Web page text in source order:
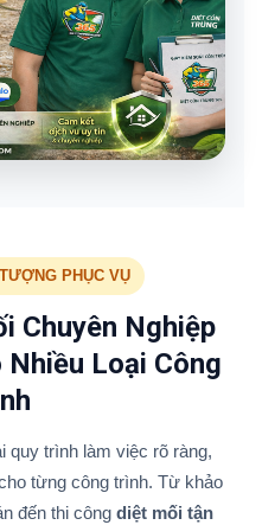
PHỤC VỤ
Chuyên Nghiệp
Nhiều Loại Công
quy trình làm việc rõ ràng,
từng công trình. Từ khảo
đến thi công diệt mối tận